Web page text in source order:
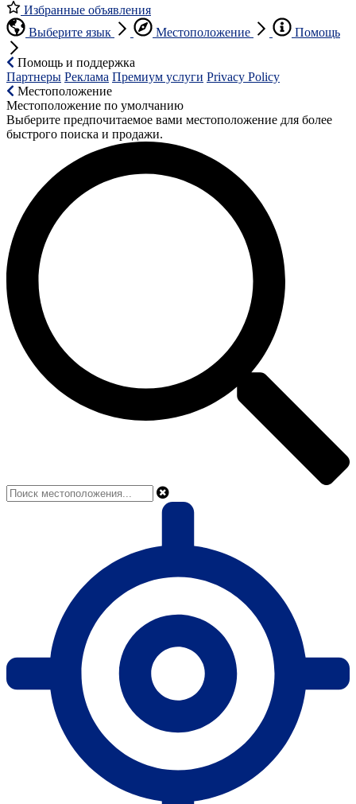
Избранные объявления
Выберите язык
Местоположение Помощь
Помощь и поддержка
Партнеры Реклама Премиум услуги Privacy Policy
Местоположение
Местоположение по умолчанию
Выберите предпочитаемое вами местоположение для более
быстрого поиска и продажи.